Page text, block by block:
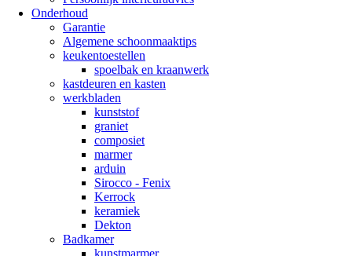
Onderhoud
Garantie
Algemene schoonmaaktips
keukentoestellen
spoelbak en kraanwerk
kastdeuren en kasten
werkbladen
kunststof
graniet
composiet
marmer
arduin
Sirocco - Fenix
Kerrock
keramiek
Dekton
Badkamer
kunstmarmer